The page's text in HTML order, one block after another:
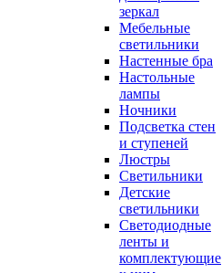
зеркал
Мебельные
светильники
Настенные бра
Настольные
лампы
Ночники
Подсветка стен
и ступеней
Люстры
Светильники
Детские
светильники
Светодиодные
ленты и
комплектующие